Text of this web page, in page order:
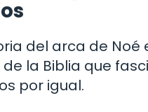
del arca de Noé
la Biblia que
por igual.